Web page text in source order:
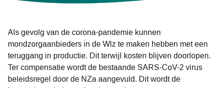
Als gevolg van de corona-pandemie kunnen
mondzorgaanbieders in de Wlz te maken hebben met een
teruggang in productie. Dit terwijl kosten blijven doorlopen.
Ter compensatie wordt de bestaande SARS-CoV-2 virus
beleidsregel door de NZa aangevuld. Dit wordt de